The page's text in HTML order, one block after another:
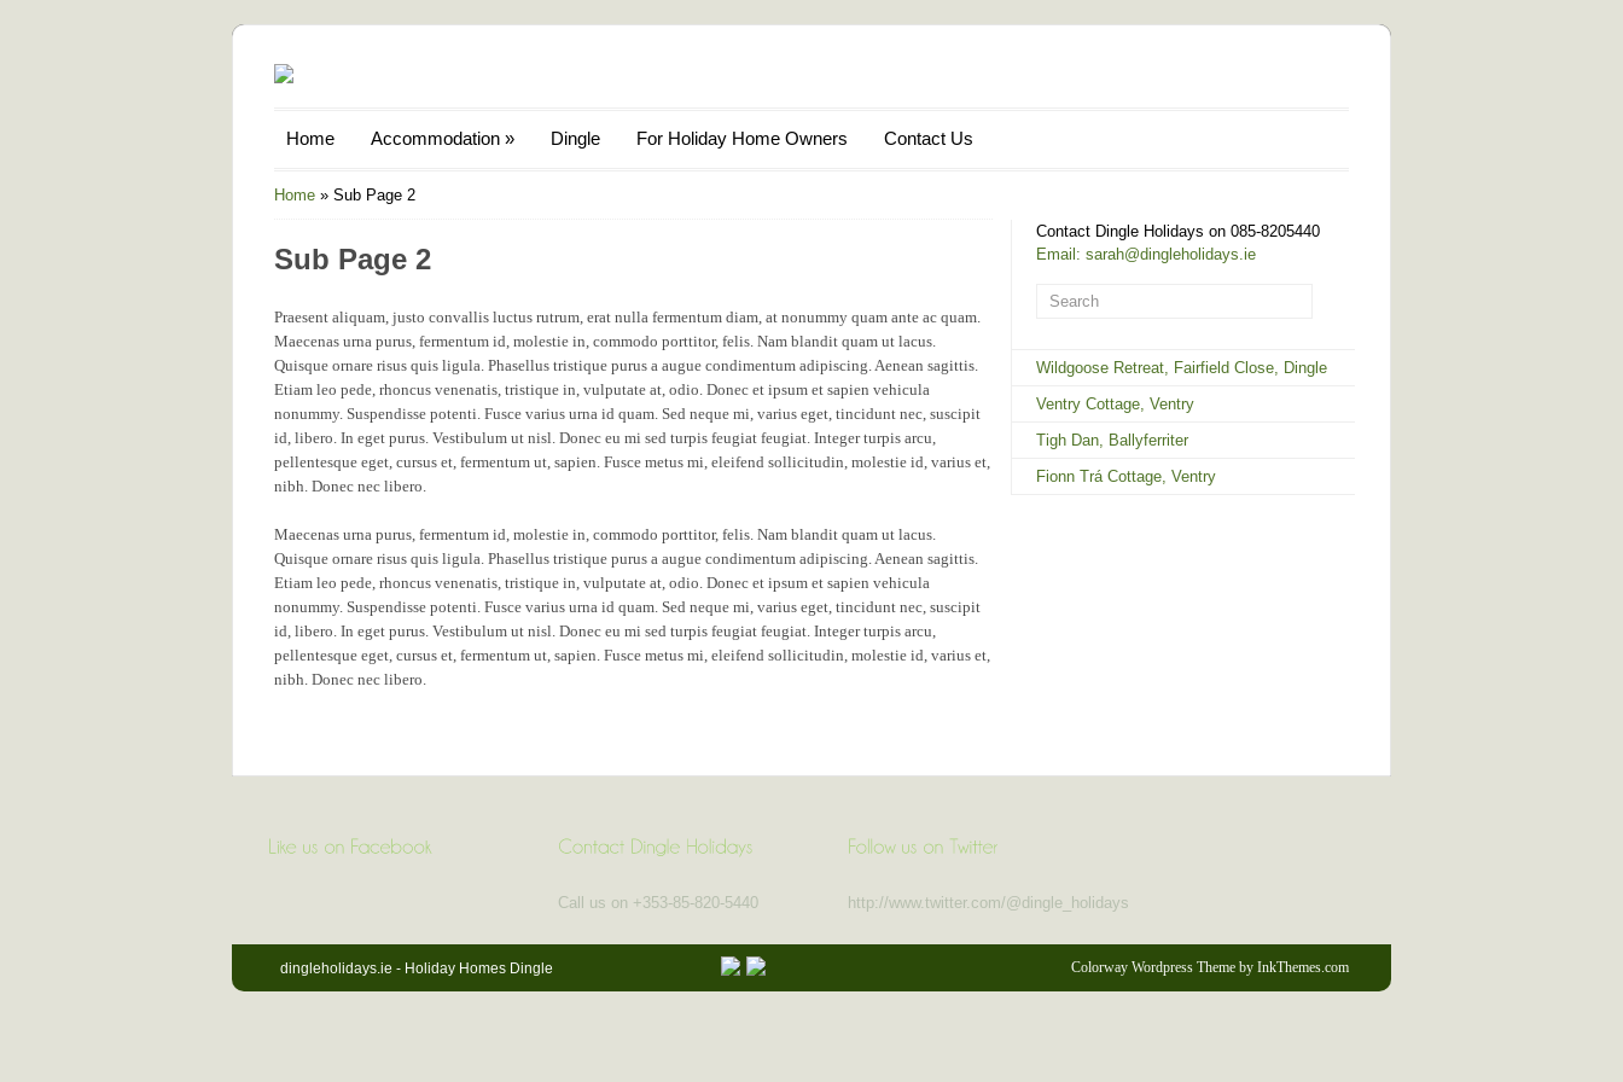
Home Accommodation » Dingle For Holiday Home Owners Contact Us
Home » Sub Page 2
Sub Page 2
Praesent aliquam, justo convallis luctus rutrum, erat nulla fermentum diam, at nonummy quam ante ac quam.
Maecenas urna purus, fermentum id, molestie in, commodo porttitor, felis. Nam blandit quam ut lacus.
Quisque ornare risus quis ligula. Phasellus tristique purus a augue condimentum adipiscing. Aenean sagittis.
Etiam leo pede, rhoncus venenatis, tristique in, vulputate at, odio. Donec et ipsum et sapien vehicula
nonummy. Suspendisse potenti. Fusce varius urna id quam. Sed neque mi, varius eget, tincidunt nec, suscipit
id, libero. In eget purus. Vestibulum ut nisl. Donec eu mi sed turpis feugiat feugiat. Integer turpis arcu,
pellentesque eget, cursus et, fermentum ut, sapien. Fusce metus mi, eleifend sollicitudin, molestie id, varius et,
nibh. Donec nec libero.
Maecenas urna purus, fermentum id, molestie in, commodo porttitor, felis. Nam blandit quam ut lacus.
Quisque ornare risus quis ligula. Phasellus tristique purus a augue condimentum adipiscing. Aenean sagittis.
Etiam leo pede, rhoncus venenatis, tristique in, vulputate at, odio. Donec et ipsum et sapien vehicula
nonummy. Suspendisse potenti. Fusce varius urna id quam. Sed neque mi, varius eget, tincidunt nec, suscipit
id, libero. In eget purus. Vestibulum ut nisl. Donec eu mi sed turpis feugiat feugiat. Integer turpis arcu,
pellentesque eget, cursus et, fermentum ut, sapien. Fusce metus mi, eleifend sollicitudin, molestie id, varius et,
nibh. Donec nec libero.
Contact Dingle Holidays on 085-8205440
Email: sarah@dingleholidays.ie
Wildgoose Retreat, Fairfield Close, Dingle
Ventry Cottage, Ventry
Tigh Dan, Ballyferriter
Fionn Trá Cottage, Ventry
Call us on +353-85-820-5440 http://www.twitter.com/@dingle_holidays
dingleholidays.ie - Holiday Homes Dingle Colorway Wordpress Theme by InkThemes.com